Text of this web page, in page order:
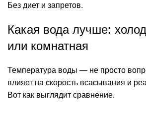
Без диет и запретов.
Какая вода лучше:
или комнатная
Температура воды — не просто
влияет на скорость всасывания и
Вот как выглядит сравнение.